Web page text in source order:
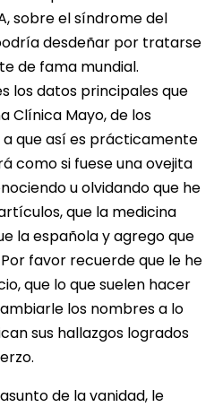
sobre el síndrome del
desdeñar por tratarse
de fama mundial.
los datos principales que
Clínica Mayo, de los
que así es prácticamente
como si fuese una ovejita
u olvidando que he
que la medicina
la española y agrego que
favor recuerde que le he
que lo que suelen hacer
los nombres a lo
sus hallazgos logrados
de la vanidad, le